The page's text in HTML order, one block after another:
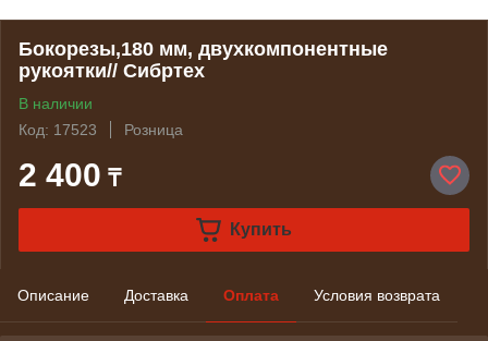
Бокорезы,180 мм, двухкомпонентные
рукоятки// Сибртех
В наличии
Код: 17523
Розница
2 400 ₸
Купить
Описание Доставка Оплата Условия возврата